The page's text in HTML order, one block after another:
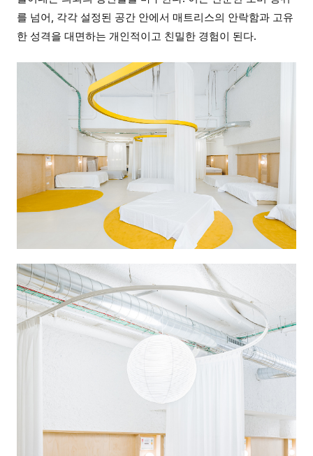
를 넘어, 각각 설정된 공간 안에서 매트리스의 안락함과 고유
한 성격을 대면하는 개인적이고 친밀한 경험이 된다.